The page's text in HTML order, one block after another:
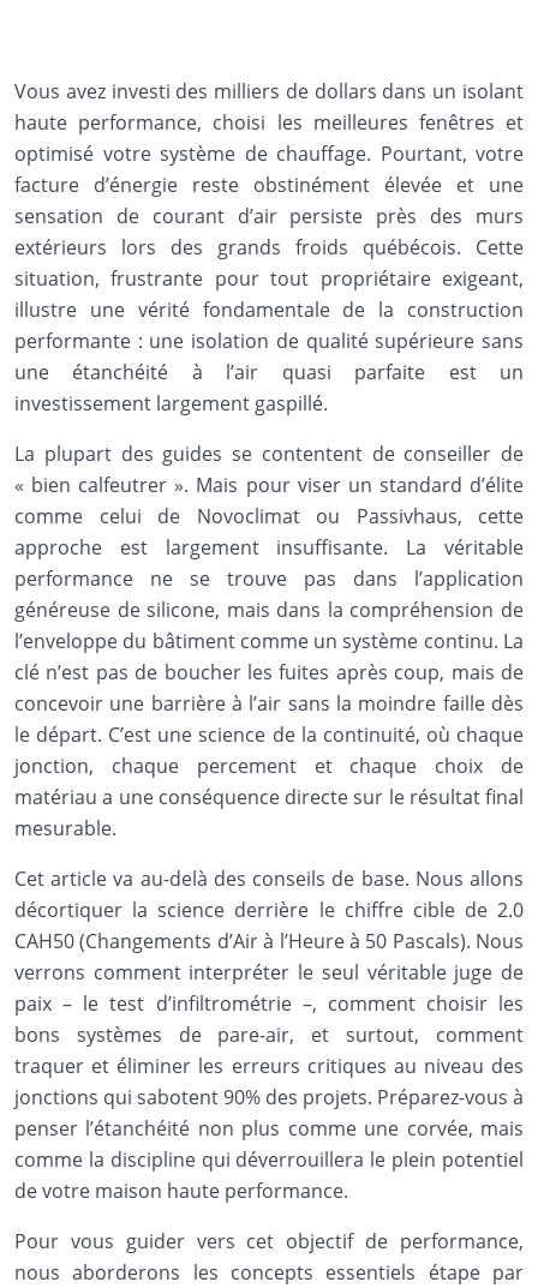
Vous avez investi des milliers de dollars dans un isolant
haute performance, choisi les meilleures fenêtres et
optimisé votre système de chauffage. Pourtant, votre
facture d’énergie reste obstinément élevée et une
sensation de courant d’air persiste près des murs
extérieurs lors des grands froids québécois. Cette
situation, frustrante pour tout propriétaire exigeant,
illustre une vérité fondamentale de la construction
performante : une isolation de qualité supérieure sans
une étanchéité à l’air quasi parfaite est un
investissement largement gaspillé.
La plupart des guides se contentent de conseiller de
« bien calfeutrer ». Mais pour viser un standard d’élite
comme celui de Novoclimat ou Passivhaus, cette
approche est largement insuffisante. La véritable
performance ne se trouve pas dans l’application
généreuse de silicone, mais dans la compréhension de
l’enveloppe du bâtiment comme un système continu. La
clé n’est pas de boucher les fuites après coup, mais de
concevoir une barrière à l’air sans la moindre faille dès
le départ. C’est une science de la continuité, où chaque
jonction, chaque percement et chaque choix de
matériau a une conséquence directe sur le résultat final
mesurable.
Cet article va au-delà des conseils de base. Nous allons
décortiquer la science derrière le chiffre cible de 2.0
CAH50 (Changements d’Air à l’Heure à 50 Pascals). Nous
verrons comment interpréter le seul véritable juge de
paix – le test d’infiltrométrie –, comment choisir les
bons systèmes de pare-air, et surtout, comment
traquer et éliminer les erreurs critiques au niveau des
jonctions qui sabotent 90% des projets. Préparez-vous à
penser l’étanchéité non plus comme une corvée, mais
comme la discipline qui déverrouillera le plein potentiel
de votre maison haute performance.
Pour vous guider vers cet objectif de performance,
nous aborderons les concepts essentiels étape par